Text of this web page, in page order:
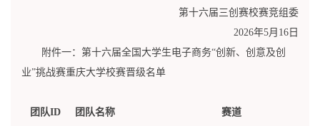
第十六届三创赛校赛竞组委
2026年5月16日
附件一：第十六届全国大学生电子商务“创新、创意及创
业”挑战赛重庆大学校赛晋级名单
团队ID 团队名称
赛道